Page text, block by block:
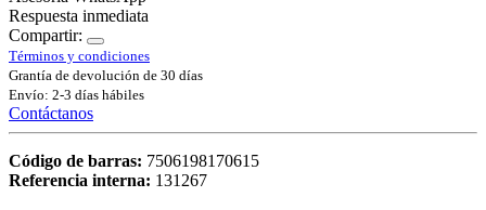
Respuesta inmediata
Compartir:
Términos y condiciones
Grantía de devolución de 30 días
Envío: 2-3 días hábiles
Contáctanos
Código de barras: 7506198170615
Referencia interna: 131267